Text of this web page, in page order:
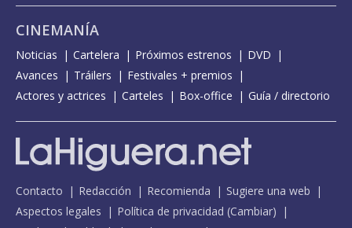
CINEMANÍA
Noticias Cartelera Próximos estrenos
DVD
Avances
Tráilers
Festivales + premios
Actores y actrices
Carteles Box-office Guía / directorio
Contacto Redacción Recomienda
Sugiere una web
Aspectos legales
Política de privacidad (Cambiar)